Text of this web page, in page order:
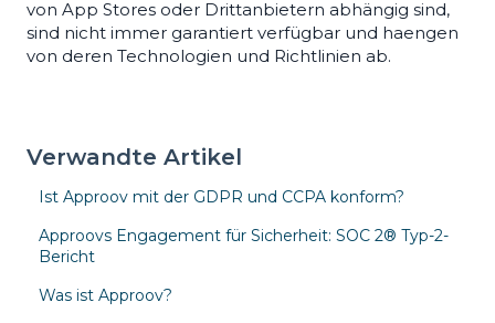
von App Stores oder Drittanbietern abhängig sind,
sind nicht immer garantiert verfügbar und haengen
von deren Technologien und Richtlinien ab.
Verwandte Artikel
Ist Approov mit der GDPR und CCPA konform?
Approovs Engagement für Sicherheit: SOC 2® Typ-2-
Bericht
Was ist Approov?